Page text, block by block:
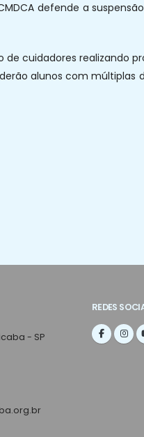
defende a
de cuidadores realizando
alunos com múltiplas
- SP
REDES